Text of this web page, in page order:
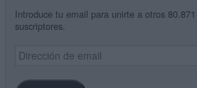
Introduce tu email para unirte a otros 80.871
suscriptores.
Dirección
de